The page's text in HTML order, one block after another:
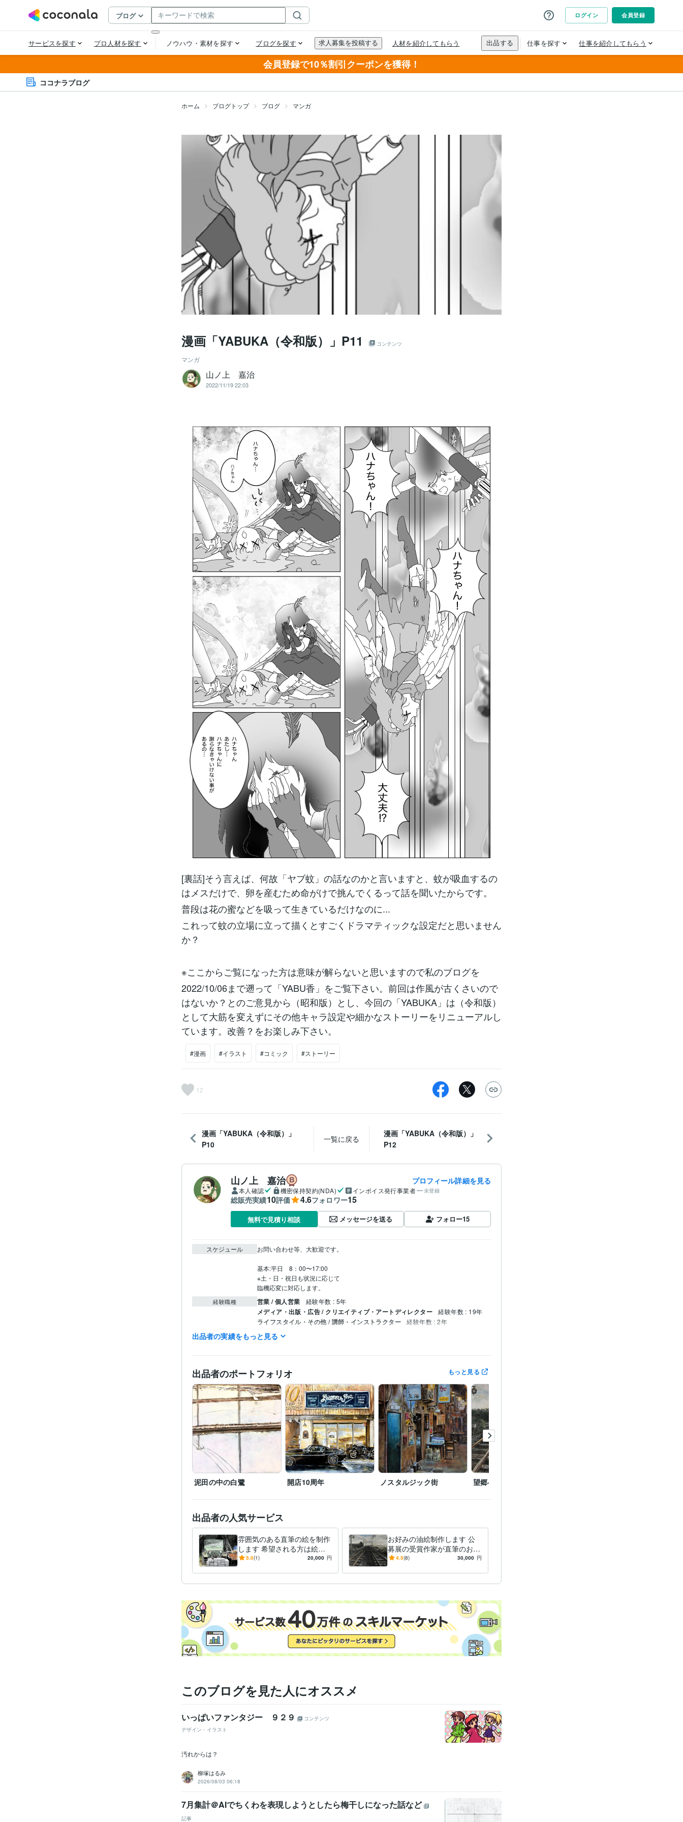
会員登録で10％割引クーポンを獲得！
ココナラブログ
ホーム ブログトップ ブログ マンガ
漫画「YABUKA（令和版）」P11 コンテンツ
マンガ
山ノ上 嘉治
2022/11/19 22:03
[裏話]そう言えば、何故「ヤブ蚊」の話なのかと言いますと、蚊が吸血するの
はメスだけで、卵を産むため命がけで挑んでくるって話を聞いたからです。
普段は花の蜜などを吸って生きているだけなのに...
これって蚊の立場に立って描くとすごくドラマティックな設定だと思いません
か？
※ここからご覧になった方は意味が解らないと思いますので私のブログを
2022/10/06まで遡って「YABU香」をご覧下さい。前回は作風が古くさいので
はないか？とのご意見から（昭和版）とし、今回の「YABUKA」は（令和版）
として大筋を変えずにその他キャラ設定や細かなストーリーをリニューアルし
ています。改善？をお楽しみ下さい。
#漫画 #イラスト #コミック #ストーリー
12
漫画「YABUKA（令和版）」
P10
一覧に戻る
漫画「YABUKA（令和版）」
P12
山ノ上 嘉治 プロフィール詳細を見る
本人確認 機密保持契約(NDA) インボイス発行事業者 未登録
総販売実績10評価 4.6フォロワー15
無料で見積り相談 メッセージを送る フォロー15
スケジュール お問い合わせ等、大歓迎です。
基本:平日　8：00〜17:00
※土・日・祝日も状況に応じて
臨機応変に対応します。
経験職種 営業 / 個人営業 経験年数 : 5年
メディア・出版・広告 / クリエイティブ・アートディレクター 経験年数 : 19年
ライフスタイル・その他 / 講師・インストラクター 経験年数 : 2年
職歴 YAMANE art club
受賞歴 第40回一陽展　一陽賞 第38回一陽展　奨励賞
第3回
八戸市美術報奨
得意分野 イラスト作成・漫画制作 色鉛筆画 油絵
学歴 東海大学 1986年3月 ~ 1989年2月
出品者の実績をもっと見る
出品者のポートフォリオ もっと見る
泥田の中の白鷺 開店10周年 ノスタルジック街 望郷への道
出品者の人気サービス
雰囲気のある直筆の絵を制作
します 希望される方は絵を
発送いたします。(送料別)
5.0(1) 20,000 円
お好みの油絵制作します 公
募展の受賞作家が直筆のお好
みの油絵を作成します。
4.5(8) 30,000 円
このブログを見た人にオススメ
いっぱいファンタジー ９２９
コンテンツ
デザイン・イラスト
汚れからは？
柳塚はるみ
2026/08/03 06:18
7月集計＠AIでちくわを表現しようとしたら梅干しになった話など
記事